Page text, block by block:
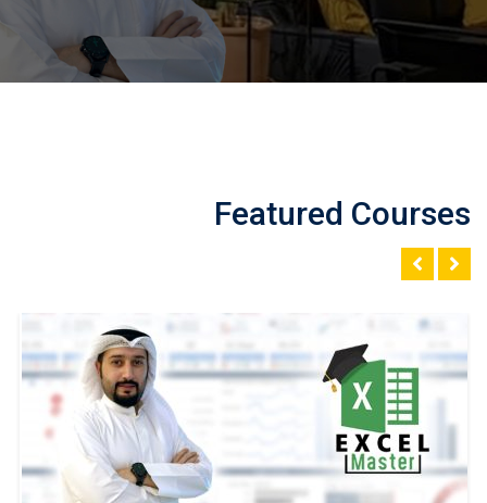
Featured Courses